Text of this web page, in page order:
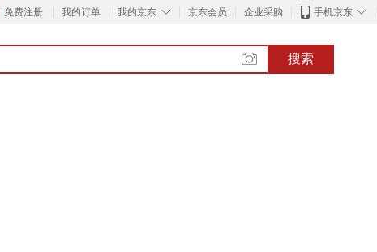
免费注册 我的订单 ◇
我的京东 京东会员 企业采购 ◇
手机京东
搜索